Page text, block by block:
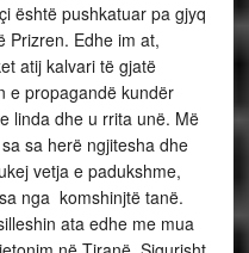
është pushkatuar pa gjyq
Prizren. Edhe im at,
atij kalvari të gjatë
e propagandë kundër
linda dhe u rrita unë. Më
sa herë ngjitesha dhe
vetja e padukshme,
nga komshinjtë tanë.
ata edhe me mua